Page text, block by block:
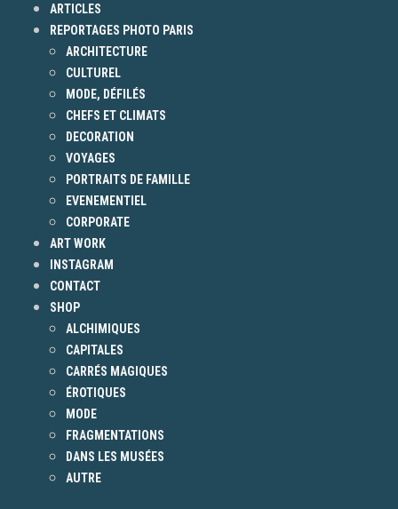
ARTICLES
REPORTAGES PHOTO PARIS
ARCHITECTURE
CULTUREL
MODE, DÉFILÉS
CHEFS ET CLIMATS
DECORATION
VOYAGES
PORTRAITS DE FAMILLE
EVENEMENTIEL
CORPORATE
ART WORK
INSTAGRAM
CONTACT
SHOP
ALCHIMIQUES
CAPITALES
CARRÉS MAGIQUES
ÉROTIQUES
MODE
FRAGMENTATIONS
DANS LES MUSÉES
AUTRE